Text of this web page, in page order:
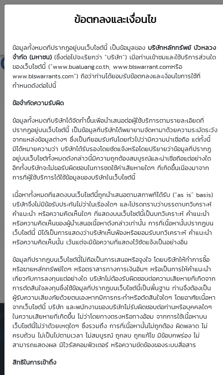
ข้อตกลงและเงื่อนไข
ข้อมูลทั้งหมดที่ปรากฏอยู่บนเว็บไซต์นี้ เป็นข้อมูลของ บริษัทหลักทรัพย์ บัวหลวง
จำกัด (มหาชน) (ซึ่งต่อไปจะเรียกว่า “บริษัท”) เมื่อท่านเข้าชมและใช้บริการส่วนใด
ของเว็บไซต์นี้ (“www.bualuang.co.th, www.blswarrant.comหรือ
www.blswarrants.com”) ถือว่าท่านได้ยอมรับข้อตกลงและเงื่อนไขการใช้ที่
กำหนดดังต่อไปนี้
ข้อจำกัดความรับผิด
ข้อมูลทั้งหมดที่บริษัทได้จัดทำขึ้นเพื่อนำเสนอต่อผู้ใช้บริการตามรายละเอียดที่
ปรากฏอยู่บนเว็บไซต์นี้ เป็นข้อมูลที่บริษัทได้พยายามจัดหามาด้วยความระมัดระวัง
จากแหล่งข้อมูลต่างๆ ซึ่งเป็นที่ยอมรับกันโดยทั่วไปว่ามีความน่าเชื่อถือ แต่ทั้งนี้
มิได้หมายความว่า บริษัทได้รับรองโดยชัดแจ้งหรือโดยปริยายว่าข้อมูลที่ปรากฏ
อยู่บนเว็บไซต์ทั้งหมดดังกล่าวนี้มีความถูกต้องสมบูรณ์และน่าเชื่อถือแต่อย่างใด
อีกทั้งบริษัทจะไม่ขอรับผิดชอบในการชดใช้ค่าเสียหายใดๆ ที่เกิดขึ้นเนื่องมาจาก
การที่ผู้ใช้บริการได้ใช้ข้อมูลของบริษัทในเว็บไซต์นี้
เนื้อหาทั้งหมดที่แสดงบนเว็บไซต์นี้ถูกนำเสนอตามสภาพที่ได้รับ (“as is” basis)
บริษัทจึงไม่มีข้อรับประกันไม่ว่าในเรื่องใดๆ และโปรดทราบว่าบรรดาบทวิเคราะห์
คำแนะนำ หรือความคิดเห็นใดๆ ที่แสดงบนเว็บไซต์นี้เป็นบทวิเคราะห์ คำแนะนำ
หรือความคิดเห็นของผู้นำเสนอเนื้อหาดังกล่าวเท่านั้น การที่เนื้อหานั้นปรากฏบน
เว็บไซต์นี้ มิได้เป็นการแสดงว่าบริษัทเห็นพ้องหรือยอมรับบทวิเคราะห์ คำแนะนำ
หรือความคิดเห็นนั้น เว้นแต่จะมีข้อความที่แสดงไว้ชัดแจ้งเป็นอย่างอื่น
ข้อมูลที่ปรากฎบนเว็บไซต์นี้ไม่ถือเป็นการเสนอหรือจูงใจ โดยบริษัทให้ทำการซื้อ
หรือขายหลักทรัพย์ใดๆ หรือตราสารทางการเงินอื่นๆ หรือเป็นการให้คำแนะนำ
เกี่ยวกับการลงทุนแต่อย่างใด บริษัทไม่ต้องรับผิดชอบต่อความเสียหายที่เกิดจาก
การตัดสินใจลงทุนซึ่งใช้ข้อมูลที่ปรากฏบนเว็บไซต์นี้เป็นพื้นฐาน ท่านจึงต้องเป็น
ผู้รับความเสี่ยงภัยด้วยตนเองหากมีการกระทำหรือตัดสินใจใดๆ โดยอาศัยเนื้อหา
จากเว็บไซต์นี้ บริษัท และพนักงานของบริษัทไม่รับผิดชอบต่อท่านหรือบุคคลใดๆ
ในความเสียหายที่เกิดขึ้น ไม่ว่าโดยทางตรงหรือทางอ้อม จากการใช้เนื้อหาบน
เว็บไซต์นี้ไม่ว่าด้วยเหตุใดๆ ซึ่งรวมถึง การที่เนื้อหานั้นไม่ถูกต้อง ผิดพลาด ไม่
ครบถ้วน ไม่เป็นไปตามเวลา ไม่สมบูรณ์ ถูกลบ ถูกแก้ไข มีข้อบกพร่อง ไม่
สามารถแสดงผล มีไวรัสคอมพิวเตอร์ หรือความขัดข้องของระบบสื่อสาร
สิทธิในการเข้าถึง
CPALL01C2608A
วันซื้อขายวันแรก
20 ก.พ. 2569
6 ส.ค. 2569
วันซื้อขายวันสุดท้าย
7 ส.ค. 2569
Effective Gearing
0.00
Sensitivity
0.00
Time Decay
0.00 %
TTM (days)
2
ตารางเสนอซื้อคืนเบื้องต้นของ
DW01*